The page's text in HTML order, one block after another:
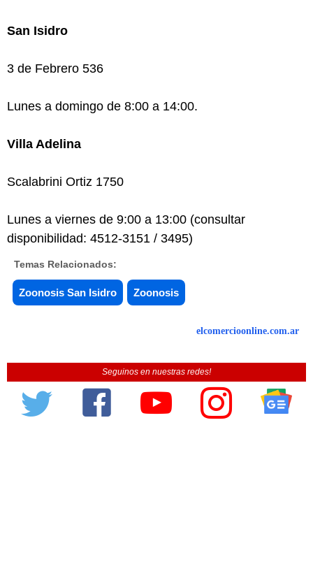
San Isidro
3 de Febrero 536
Lunes a domingo de 8:00 a 14:00.
Villa Adelina
Scalabrini Ortiz 1750
Lunes a viernes de 9:00 a 13:00 (consultar
disponibilidad: 4512-3151 / 3495)
Temas Relacionados:
Zoonosis San Isidro Zoonosis
elcomercioonline.com.ar
Seguinos en nuestras redes!